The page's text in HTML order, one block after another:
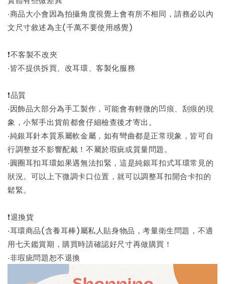
‧商品大小會因為拍攝角度視覺上會有所不相同，請務必以內
文尺寸敘述為主(千萬不要使用感覺)
❗不客製不改夾
‧皆不提供拆買、改耳環、客製化服務
❗品質
‧因飾品大部分為手工製作，可能會有輕微的凹痕、刮痕的現
象，小幫手出貨前都會仔細檢查後才寄出。
‧純銀耳針本質系屬軟金屬，如有彎曲都是正常現象，皆可自
行調整並不影響配戴！不屬於瑕疵或質量問題。
‧圓圈耳扣耳環如果遇無法扣緊，這是純銀耳扣式耳環常見的
狀況。可以上下微調卡口位置，就可以調整耳扣開合卡扣的
鬆緊。
❗退換貨
‧耳環商品(含養耳棒)屬私人貼身物品，考量衛生問題，不適
用七天鑑賞期，購買時請確認好尺寸再做購買！
‧非瑕疵問題恕不退換